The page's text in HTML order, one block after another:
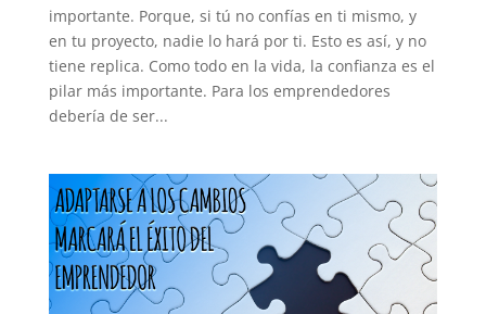
importante. Porque, si tú no confías en ti mismo, y
en tu proyecto, nadie lo hará por ti. Esto es así, y no
tiene replica. Como todo en la vida, la confianza es el
pilar más importante. Para los emprendedores
debería de ser...